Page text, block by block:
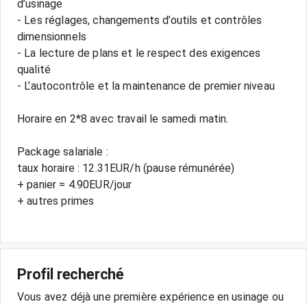
d’usinage
- Les réglages, changements d’outils et contrôles
dimensionnels
- La lecture de plans et le respect des exigences
qualité
- L’autocontrôle et la maintenance de premier niveau
Horaire en 2*8 avec travail le samedi matin.
Package salariale :
taux horaire : 12.31EUR/h (pause rémunérée)
+ panier = 4.90EUR/jour
+ autres primes
Profil recherché
Vous avez déjà une première expérience en usinage ou